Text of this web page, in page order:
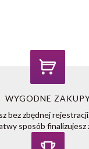
WYGODNE
bez zbędnej
sposób finalizujesz